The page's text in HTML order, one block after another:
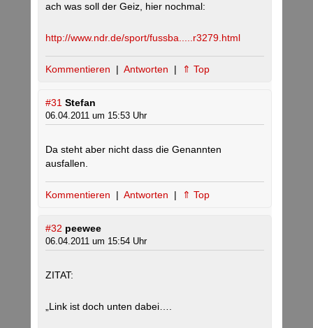
ach was soll der Geiz, hier nochmal:
http://www.ndr.de/sport/fussba.....r3279.html
Kommentieren | Antworten | ⇑ Top
#31 Stefan
06.04.2011 um 15:53 Uhr
Da steht aber nicht dass die Genannten
ausfallen.
Kommentieren | Antworten | ⇑ Top
#32 peewee
06.04.2011 um 15:54 Uhr
ZITAT:
„Link ist doch unten dabei….